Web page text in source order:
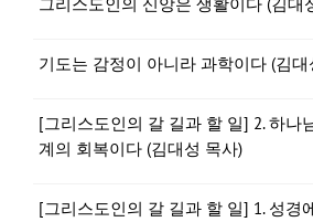
기도는 감정이 아니라 과학이다 (김대
[그리스도인의 갈 길과 할 일] 2. 하나
계의 회복이다 (김대성 목사)
[그리스도인의 갈 길과 할 일] 1. 성경